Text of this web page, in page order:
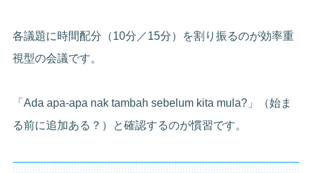
各議題に時間配分（10分／15分）を割り振るのが効率重
視型の会議です。
「Ada apa-apa nak tambah sebelum kita mula?」（始ま
る前に追加ある？）と確認するのが慣習です。